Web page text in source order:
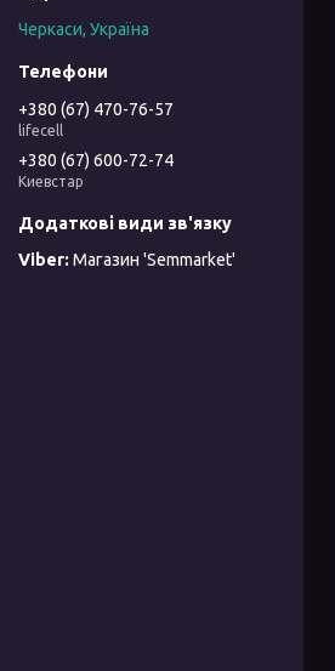
Черкаси, Україна
+380 (67) 470-76-57
lifecell
+380 (67) 600-72-74
Киевстар
Магазин 'Semmarket'